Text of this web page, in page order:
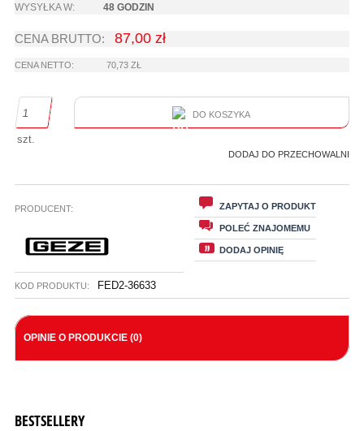
WYSYŁKA W:
48 GODZIN
CENA BRUTTO: 87,00 zł
CENA NETTO: 70,73 ZŁ
szt.
DO KOSZYKA
DODAJ DO PRZECHOWALNI
PRODUCENT:
KOD PRODUKTU: FED2-36633
ZAPYTAJ O PRODUKT
POLEĆ ZNAJOMEMU
DODAJ OPINIĘ
OPINIE O PRODUKCIE (0)
BESTSELLERY